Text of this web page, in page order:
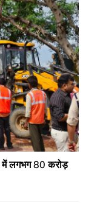
में लगभग 80 करोड़